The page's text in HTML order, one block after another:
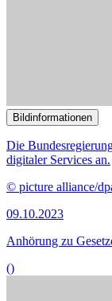
Bildinformationen
Die
digitaler Services an.
© picture alliance/
09.10.2023
Anhörung zu
()